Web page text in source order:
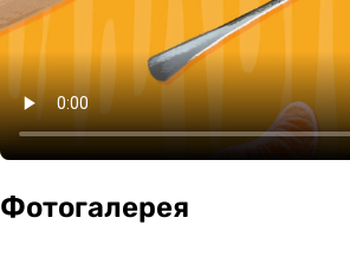
Фотогалерея